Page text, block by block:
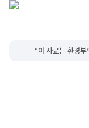
“이 자료는 환경